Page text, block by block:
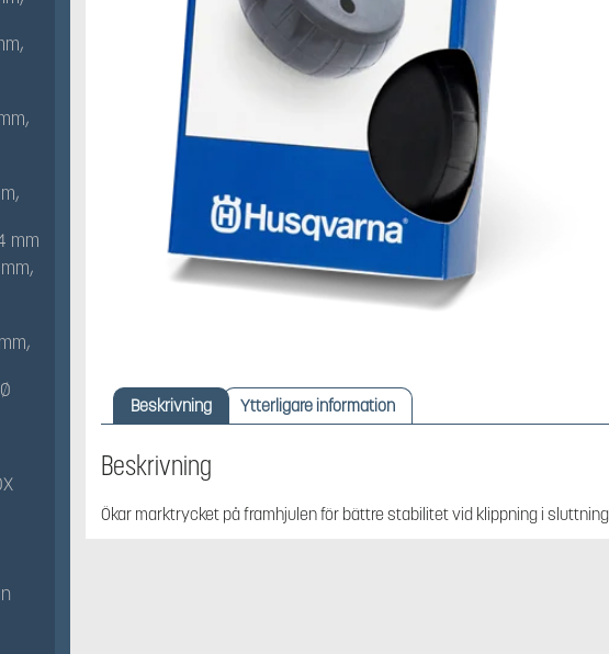
mm
Beskrivning Ytterligare information
Beskrivning
Ökar marktrycket på framhjulen för bättre stabilitet vid klippning i